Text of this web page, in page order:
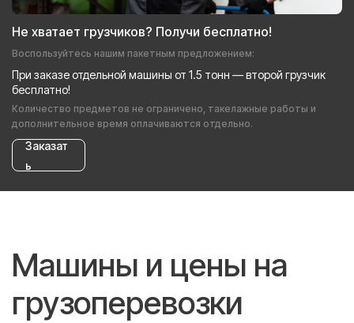
Не хватает грузчиков? Получи бесплатно!
Воспользуйтесь нашим пакетным предложением:
При заказе отдельной машины от 1.5 тонн — второй грузчик
бесплатно!
Количество предметов не ограничено, такелажные работы и
дополнительное время оплачиваются отдельно.
Заказат
ь
Машины и цены на
грузоперевозки